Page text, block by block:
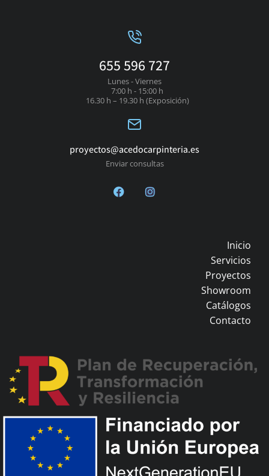
655 596 727
Lunes - Viernes
7:00 h - 15:00 h
16.30 h – 19.30 h (Exposición)
proyectos@acedocarpinteria.es
Enviar consultas
Inicio
Servicios
Proyectos
Showroom
Catálogos
Contacto